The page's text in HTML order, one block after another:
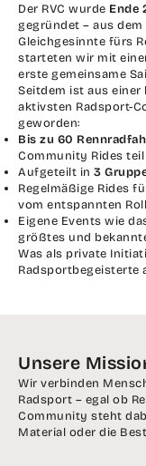
Der RVC wurde Ende
gegründet – aus
Gleichgesinnte fürs
starteten wir mit
erste gemeinsame
Seitdem ist aus einer
aktivsten Radsport-
geworden:
Bis zu 60
Community Rides teil
Aufgeteilt in3
Regelmäßige Rides
vom entspannten
Eigene Events wie
größtes und
Was als private
Radsportbegeisterte
Unsere
Wir verbinden
Radsport – egal ob
Community steht
Material oder die